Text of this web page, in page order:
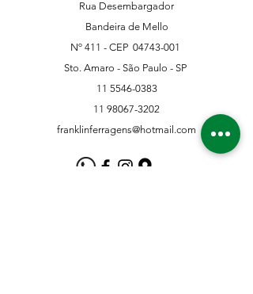
Rua Desembargador
Bandeira de Mello
Nº 411 - CEP 04743-001
Sto. Amaro - São Paulo - SP
11 5546-0383
11 98067-3202
franklinferragens@hotmail.com